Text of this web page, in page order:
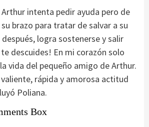
intenta pedir ayuda pero de
brazo para tratar de salvar a su
logra sostenerse y salir
descuides! En mi corazón solo
vida del pequeño amigo de Arthur.
rápida y amorosa actitud
Poliana.
Box